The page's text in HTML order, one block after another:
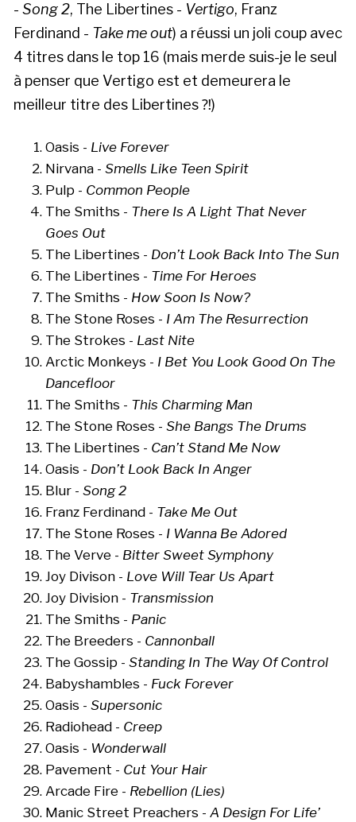
- Song 2, The Libertines - Vertigo, Franz
Ferdinand - Take me out) a réussi un joli coup avec
4 titres dans le top 16 (mais merde suis-je le seul
à penser que Vertigo est et demeurera le
meilleur titre des Libertines ⁈)
Oasis - Live Forever
Nirvana - Smells Like Teen Spirit
Pulp - Common People
The Smiths - There Is A Light That Never
Goes Out
The Libertines - Don’t Look Back Into The Sun
The Libertines - Time For Heroes
The Smiths - How Soon Is Now?
The Stone Roses - I Am The Resurrection
The Strokes - Last Nite
Arctic Monkeys - I Bet You Look Good On The
Dancefloor
The Smiths - This Charming Man
The Stone Roses - She Bangs The Drums
The Libertines - Can’t Stand Me Now
Oasis - Don’t Look Back In Anger
Blur - Song 2
Franz Ferdinand - Take Me Out
The Stone Roses - I Wanna Be Adored
The Verve - Bitter Sweet Symphony
Joy Divison - Love Will Tear Us Apart
Joy Division - Transmission
The Smiths - Panic
The Breeders - Cannonball
The Gossip - Standing In The Way Of Control
Babyshambles - Fuck Forever
Oasis - Supersonic
Radiohead - Creep
Oasis - Wonderwall
Pavement - Cut Your Hair
Arcade Fire - Rebellion (Lies)
Manic Street Preachers - A Design For Life’